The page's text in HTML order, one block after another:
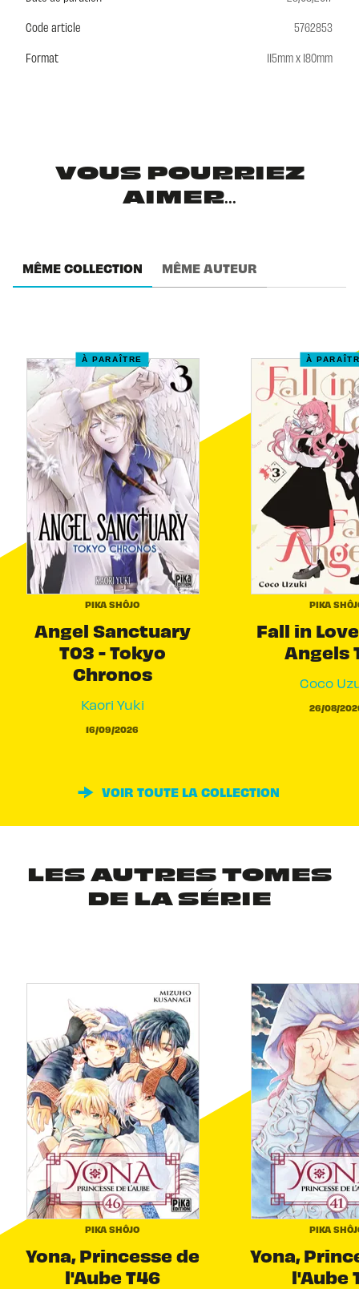
Code article
5762853
Format
115mm x 180mm
VOUS POURRIEZ
AIMER...
MÊME COLLECTION MÊME AUTEUR
À PARAÎTRE
PIKA SHÔJO
Angel Sanctuary
T03 - Tokyo
Chronos
Kaori Yuki
16/09/2026
À
PIKA
Fall in
Angels
Coco
26/08/
VOIR TOUTE LA COLLECTION
LES AUTRES TOMES
DE LA SÉRIE
PIKA SHÔJO
Yona, Princesse de
l'Aube T46
PIKA
Yona,
l'Aube